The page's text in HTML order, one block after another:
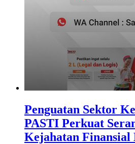
Penguatan Sektor
PASTI Perkuat
Kejahatan Finansial